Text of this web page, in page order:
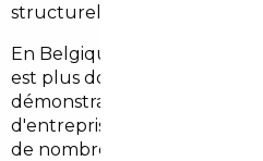
structurellement inférieurs
En Belgique par exemple, la
est plus douce, et les stocks
démonstration ou de courte
d'entreprise) sont
de nombreuses marques